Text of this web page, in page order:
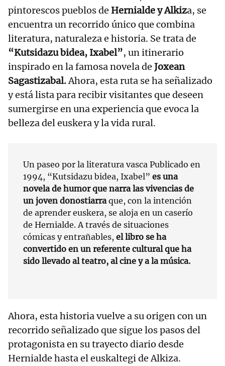
pintorescos pueblos de Hernialde y Alkiza, se
encuentra un recorrido único que combina
literatura, naturaleza e historia. Se trata de
“Kutsidazu bidea, Ixabel”, un itinerario
inspirado en la famosa novela de Joxean
Sagastizabal.Ahora, esta ruta se ha señalizado
y está lista para recibir visitantes que deseen
sumergirse en una experiencia que evoca la
belleza del euskera y la vida rural.
Un paseo por la literatura vasca Publicado en
1994, “Kutsidazu bidea, Ixabel” es una
novela de humor que narra las vivencias de
un joven donostiarraque, con la intención
de aprender euskera, se aloja en un caserío
de Hernialde. A través de situaciones
cómicas y entrañables, el libro se ha
convertido en un referente cultural que ha
sido llevado al teatro, al cine y a la música.
Ahora, esta historia vuelve a su origen con un
recorrido señalizado que sigue los pasos del
protagonista en su trayecto diario desde
Hernialde hasta el euskaltegi de Alkiza.